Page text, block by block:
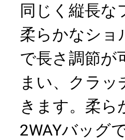
同じく縦長な
柔らかなショ
で長さ調節が
まい、クラ
きます。柔
2WAYバッグで